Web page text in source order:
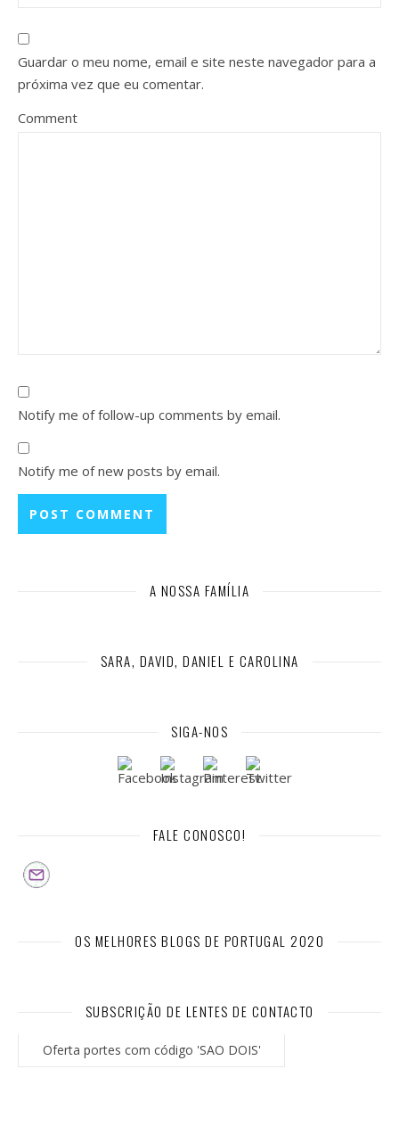
Guardar o meu nome, email e site neste navegador para a
próxima vez que eu comentar.
Comment
Notify me of follow-up comments by email.
Notify me of new posts by email.
A NOSSA FAMÍLIA
SARA, DAVID, DANIEL E CAROLINA
SIGA-NOS
FALE CONOSCO!
OS MELHORES BLOGS DE PORTUGAL 2020
SUBSCRIÇÃO DE LENTES DE CONTACTO
Oferta portes com código 'SAO DOIS'